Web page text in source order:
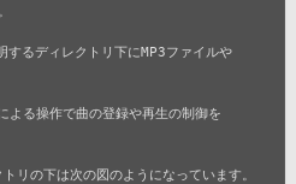
よる操作で曲の登録や再生の制御を
リの下は次の図のようになっています。